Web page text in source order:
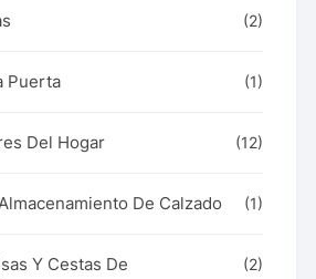
(2)
Puerta (1)
Del Hogar (12)
De Calzado (1)
Y Cestas De
(2)